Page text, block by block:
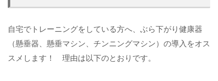
自宅でトレーニングをしている方へ、ぶら下がり健康器
（懸垂器、懸垂マシン、チンニングマシン）の導入をオス
スメします！ 理由は以下のとおりです。